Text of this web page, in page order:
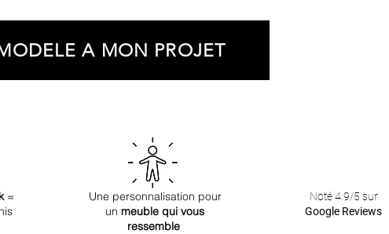
A MON PROJET
=
Une personnalisation pour
un meuble qui vous
ressemble
Noté 4.9/5 sur
Google Reviews